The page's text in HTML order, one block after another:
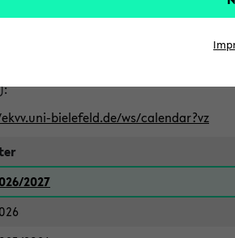
auf das Semester, welches Sie für
):
bielefeld.de/ws/calendar?vz
2027